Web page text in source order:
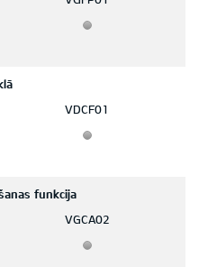
VDCF01
funkcija
VGCA02